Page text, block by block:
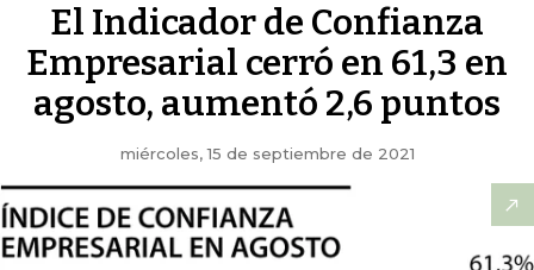
El Indicador de Confianza
Empresarial cerró en 61,3 en
agosto, aumentó 2,6 puntos
miércoles, 15 de septiembre de 2021